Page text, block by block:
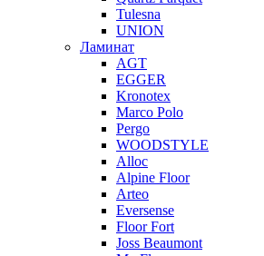
Tulesna
UNION
Ламинат
AGT
EGGER
Kronotex
Marco Polo
Pergo
WOODSTYLE
Alloc
Alpine Floor
Arteo
Eversense
Floor Fort
Joss Beaumont